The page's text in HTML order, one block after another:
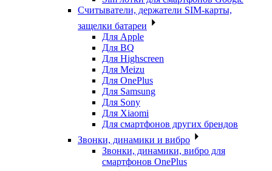
Считыватели, держатели SIM-карты,
защелки батареи
Для Apple
Для BQ
Для Highscreen
Для Meizu
Для OnePlus
Для Samsung
Для Sony
Для Xiaomi
Для смартфонов других брендов
Звонки, динамики и вибро
Звонки, динамики, вибро для
смартфонов OnePlus